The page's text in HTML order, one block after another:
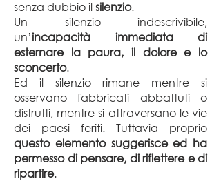
senza dubbio ilsilenzio.
Un silenzio indescrivibile,
un’incapacità immediata di
esternare la paura, il dolore e lo
sconcerto.
Ed il silenzio rimane mentre si
osservano fabbricati abbattuti o
distrutti, mentre si attraversano le vie
dei paesi feriti. Tuttavia proprio
questo elemento suggerisce ed ha
permesso di pensare, di riflettere e di
ripartire.